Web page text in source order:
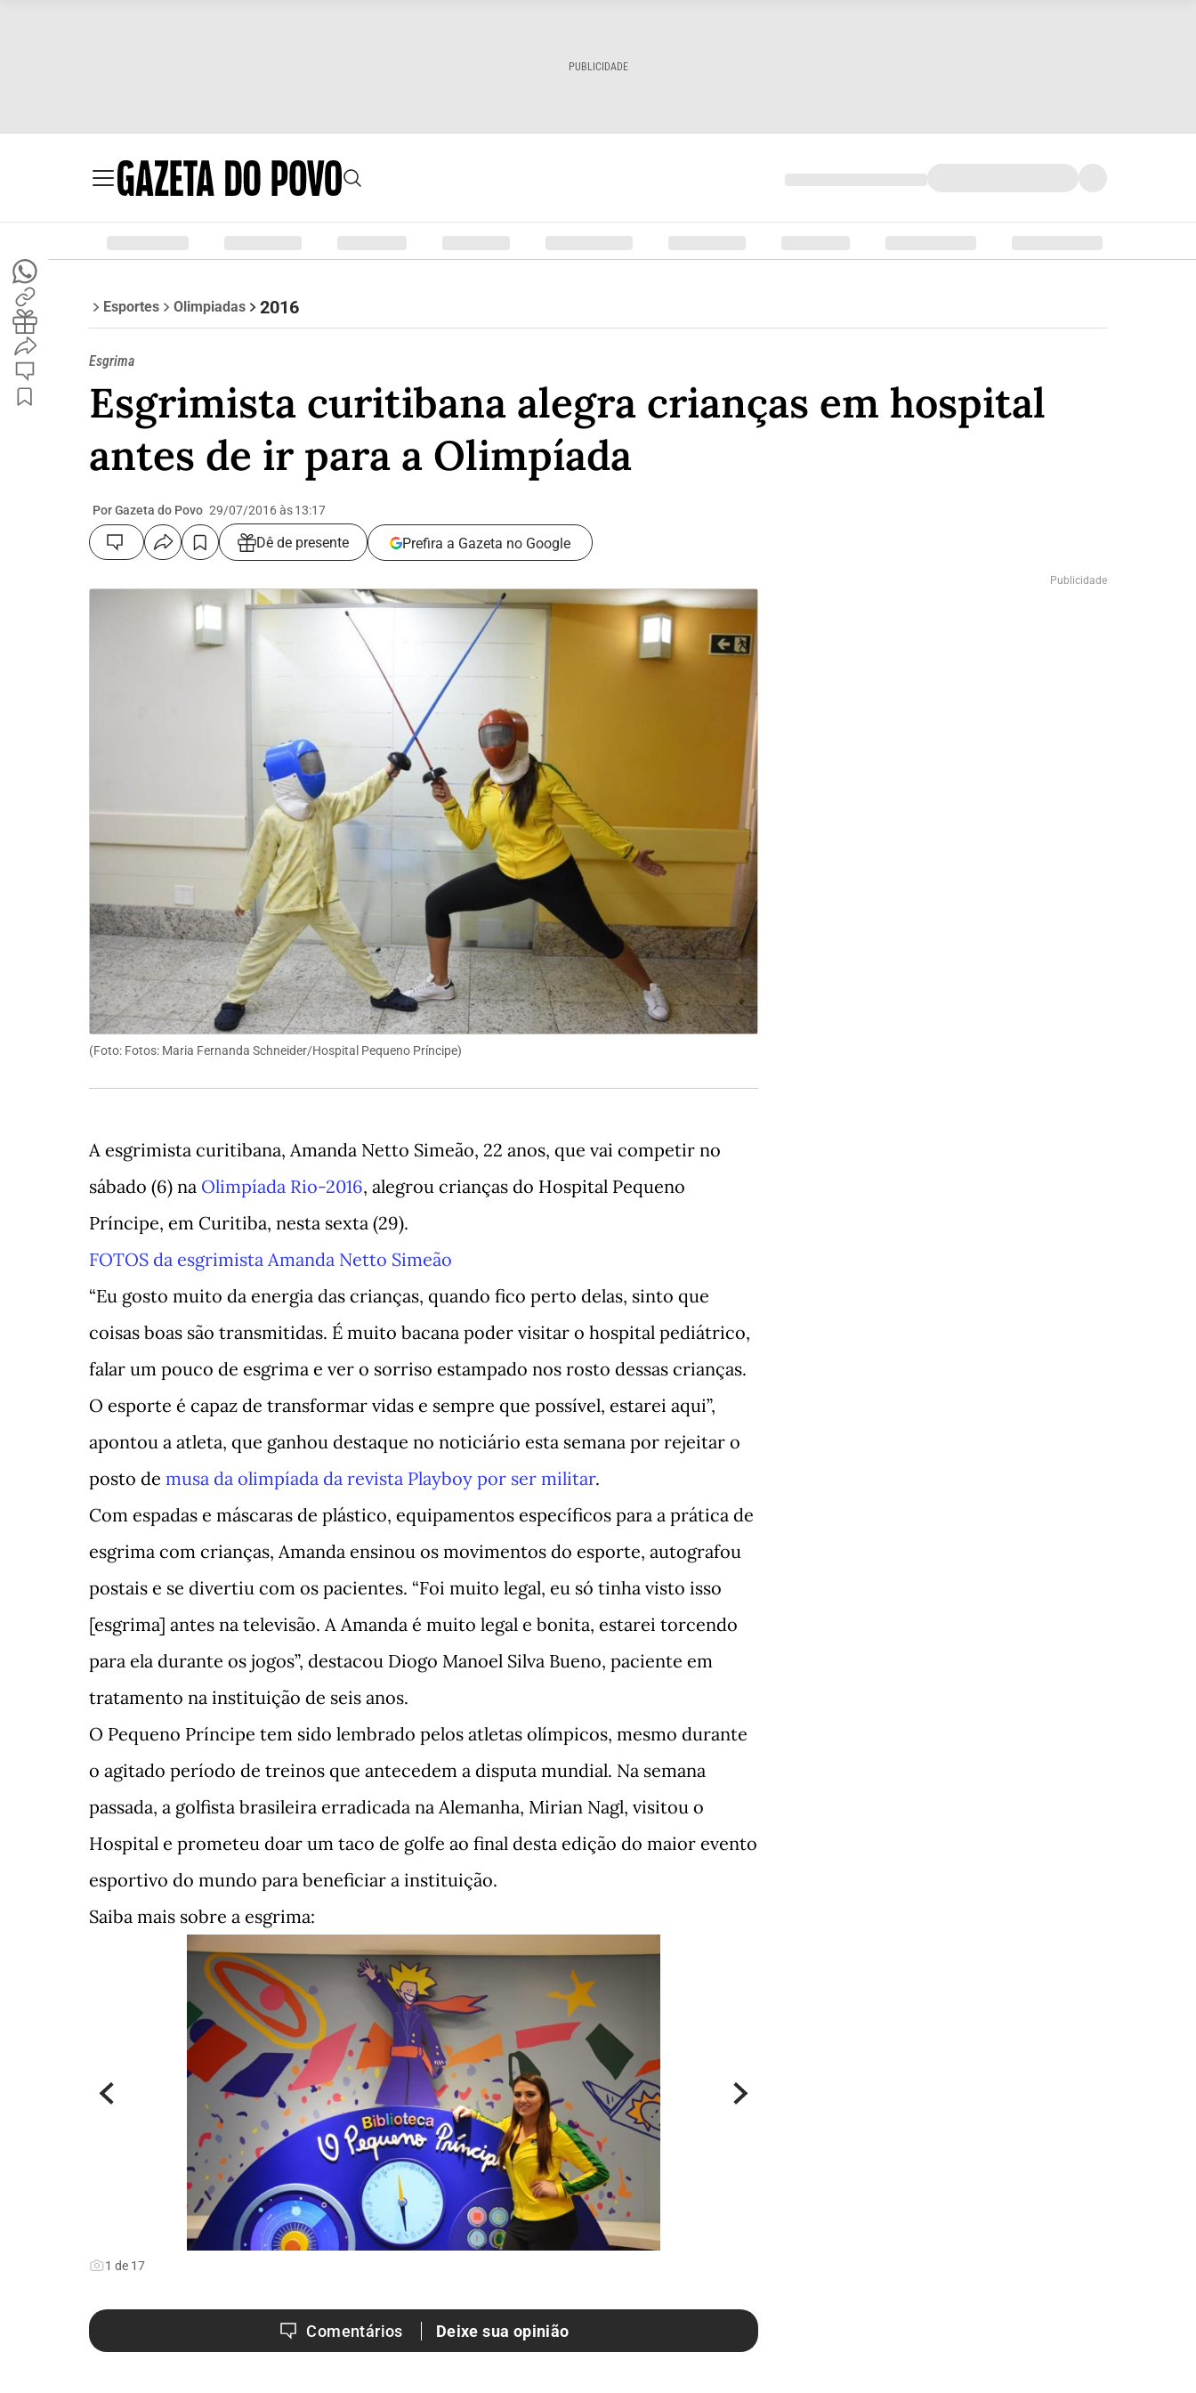
PUBLICIDADE
Esportes Olimpiadas 2016
Esgrima
Esgrimista curitibana alegra crianças em hospital
antes de ir para a Olimpíada
Por Gazeta do Povo 29/07/2016 às 13:17
Dê de presente Prefira a Gazeta no Google
(Foto: Fotos: Maria Fernanda Schneider/Hospital Pequeno Príncipe)
A esgrimista curitibana, Amanda Netto Simeão, 22 anos, que vai competir no
sábado (6) na Olimpíada Rio-2016, alegrou crianças do Hospital Pequeno
Príncipe, em Curitiba, nesta sexta (29).
FOTOS da esgrimista Amanda Netto Simeão
“Eu gosto muito da energia das crianças, quando fico perto delas, sinto que
coisas boas são transmitidas. É muito bacana poder visitar o hospital pediátrico,
falar um pouco de esgrima e ver o sorriso estampado nos rosto dessas crianças.
O esporte é capaz de transformar vidas e sempre que possível, estarei aqui”,
apontou a atleta, que ganhou destaque no noticiário esta semana por rejeitar o
posto de musa da olimpíada da revista Playboy por ser militar.
Com espadas e máscaras de plástico, equipamentos específicos para a prática de
esgrima com crianças, Amanda ensinou os movimentos do esporte, autografou
postais e se divertiu com os pacientes. “Foi muito legal, eu só tinha visto isso
[esgrima] antes na televisão. A Amanda é muito legal e bonita, estarei torcendo
para ela durante os jogos”, destacou Diogo Manoel Silva Bueno, paciente em
tratamento na instituição de seis anos.
O Pequeno Príncipe tem sido lembrado pelos atletas olímpicos, mesmo durante
o agitado período de treinos que antecedem a disputa mundial. Na semana
passada, a golfista brasileira erradicada na Alemanha, Mirian Nagl, visitou o
Hospital e prometeu doar um taco de golfe ao final desta edição do maior evento
esportivo do mundo para beneficiar a instituição.
Saiba mais sobre a esgrima:
1 de 17
Deixe sua opinião